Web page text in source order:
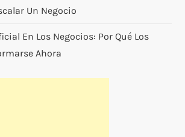
Un Negocio
En Los Negocios: Por Qué Los
Ahora